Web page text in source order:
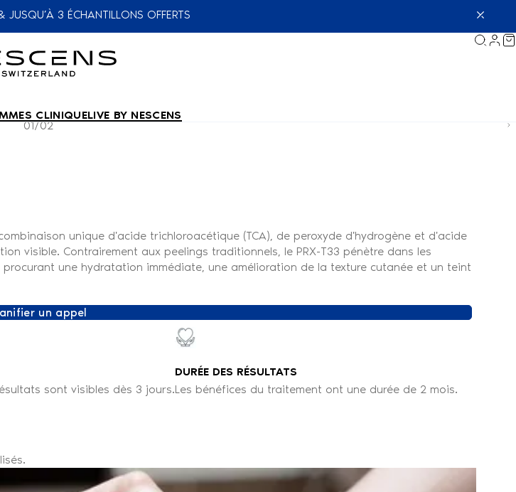
JUSQU’À 3 ÉCHANTILLONS OFFERTS
CLINIQUELIVE BY NESCENS
01/02
unique d'acide trichloroacétique (TCA), de peroxyde d'hydrogène et d'acide
visible. Contrairement aux peelings traditionnels, le PRX-T33 pénètre dans les
une hydratation immédiate, une amélioration de la texture cutanée et un teint
un appel
sont visibles dès 3 jours.
DURÉE DES RÉSULTATS
Les bénéfices du traitement ont une durée de 2 mois.